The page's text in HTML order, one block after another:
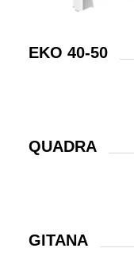
EKO 40-50
QUADRA
GITANA